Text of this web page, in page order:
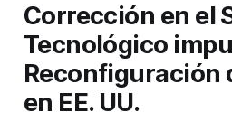
Corrección en el
Tecnológico
Reconfiguración
en EE. UU.